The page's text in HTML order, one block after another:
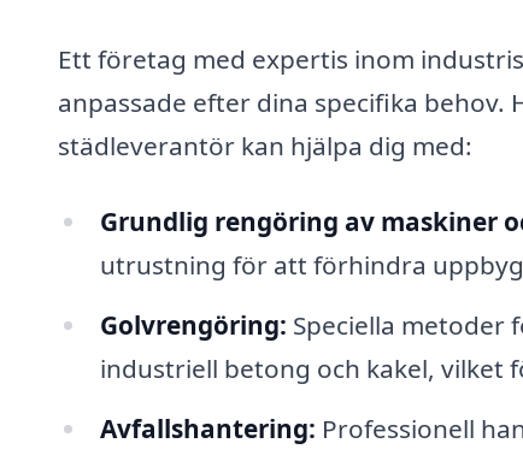
Ett företag med expertis inom
anpassade efter dina specifika behov.
städleverantör kan hjälpa dig med:
Grundlig rengöring av maskiner
utrustning för att förhindra
Golvrengöring: Speciella metoder
industriell betong och kakel, vilket
Avfallshantering: Professionell